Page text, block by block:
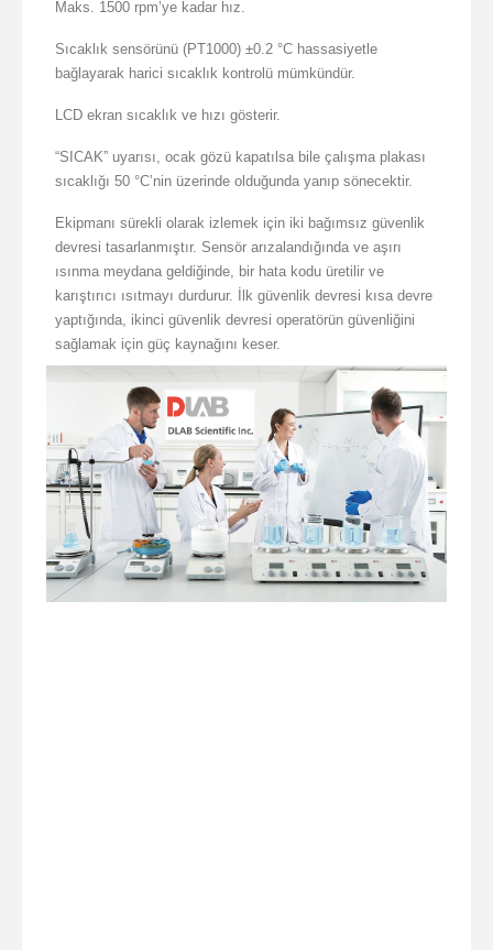
Maks. 1500 rpm’ye kadar hız.
Sıcaklık sensörünü (PT1000) ±0.2 °C hassasiyetle
bağlayarak harici sıcaklık kontrolü mümkündür.
LCD ekran sıcaklık ve hızı gösterir.
“SICAK” uyarısı, ocak gözü kapatılsa bile çalışma plakası
sıcaklığı 50 °C’nin üzerinde olduğunda yanıp sönecektir.
Ekipmanı sürekli olarak izlemek için iki bağımsız güvenlik
devresi tasarlanmıştır. Sensör arızalandığında ve aşırı
ısınma meydana geldiğinde, bir hata kodu üretilir ve
karıştırıcı ısıtmayı durdurur. İlk güvenlik devresi kısa devre
yaptığında, ikinci güvenlik devresi operatörün güvenliğini
sağlamak için güç kaynağını keser.